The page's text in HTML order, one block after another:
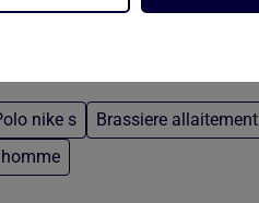
nike s Brassiere allaitement